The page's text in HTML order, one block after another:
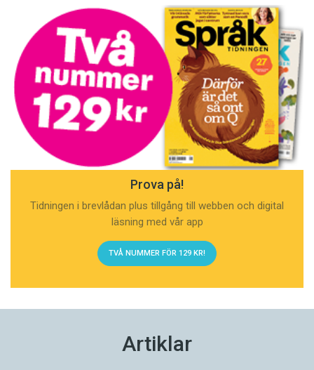
Prova på!
Tidningen i brevlådan plus tillgång till webben och digital
läsning med vår app
TVÅ NUMMER FÖR 129 KR!
Artiklar